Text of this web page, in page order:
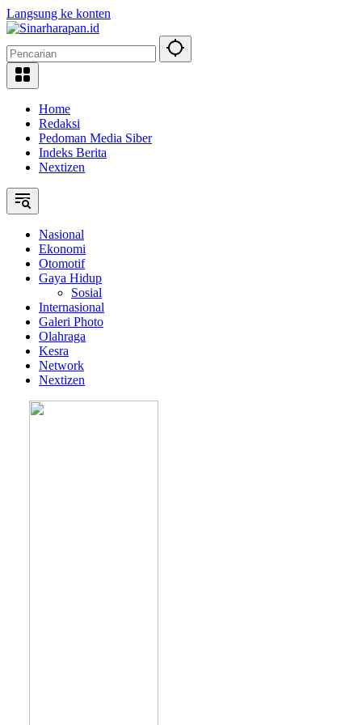
Langsung ke konten
Home
Redaksi
Pedoman Media Siber
Indeks Berita
Nextizen
Nasional
Ekonomi
Otomotif
Gaya Hidup
Sosial
Internasional
Galeri Photo
Olahraga
Kesra
Network
Nextizen